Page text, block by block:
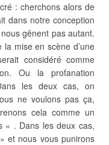
: cherchons alors de
dans notre conception
gênent pas autant.
mise en scène d’une
considéré comme
Ou la profanation
les deux cas, on
ne voulons pas ça,
cela comme un
« . Dans les deux cas,
et nous vous punirons